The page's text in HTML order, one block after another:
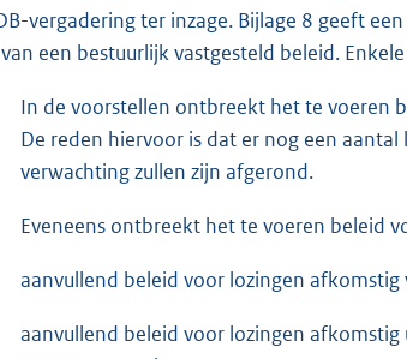
vergadering ter inzage. Bijlage 8 geeft
een bestuurlijk vastgesteld beleid.
In de voorstellen ontbreekt het te voeren
De reden hiervoor is dat er nog een
verwachting zullen zijn afgerond.
Eveneens ontbreekt het te voeren beleid
aanvullend beleid voor lozingen afkomstig
aanvullend beleid voor lozingen